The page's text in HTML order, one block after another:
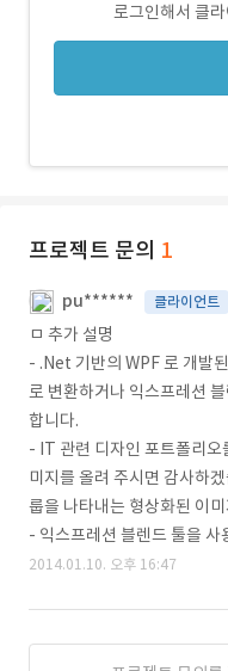
로그인해서 클
프로젝트 문의 1
pu****** 클라이언트
ㅁ 추가 설명
- .Net 기반의 WPF 로 개발
로 변환하거나 익스프레션
합니다.
- IT 관련 디자인 포트폴리오
미지를 올려 주시면 감사하
룹을 나타내는 형상화된 이
- 익스프레션 블렌드 툴을
2014.01.10. 오후 16:47